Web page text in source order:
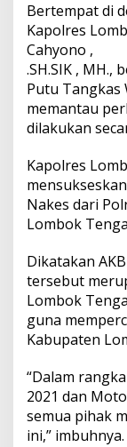
Bertempat di
Kapolres
Cahyono ,
.SH.SIK , MH.,
Putu Tangkas
memantau
dilakukan
Kapolres
Nakes dari
Lombok
Dikatakan
tersebut
Lombok
guna
Kabupaten
“Dalam
2021 dan
semua pihak
ini,” imbuhnya.